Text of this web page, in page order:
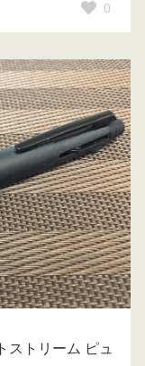
0
ストリーム ピュ